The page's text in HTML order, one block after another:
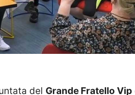
del Grande Fratello Vip